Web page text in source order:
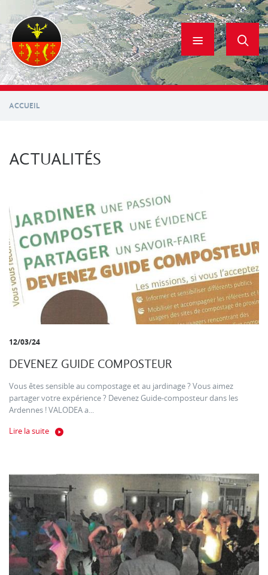
contenu
principal
ACCUEIL
ACTUALITÉS
12/03/24
DEVENEZ GUIDE COMPOSTEUR
Vous êtes sensible au compostage et au jardinage ? Vous aimez
partager votre expérience ? Devenez Guide-composteur dans les
Ardennes ! VALODEA a...
Lire la suite